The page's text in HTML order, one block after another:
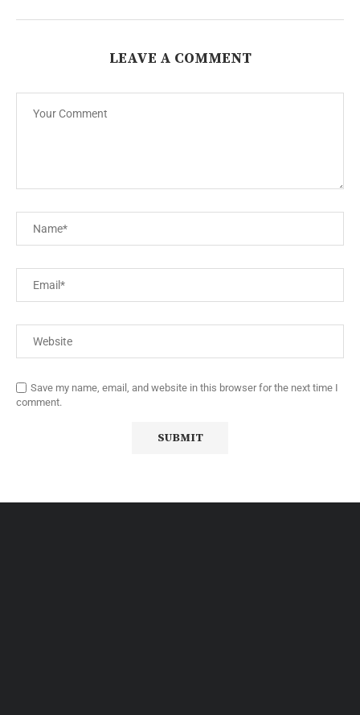
LEAVE A COMMENT
Save my name, email, and website in this browser for the next time I
comment.